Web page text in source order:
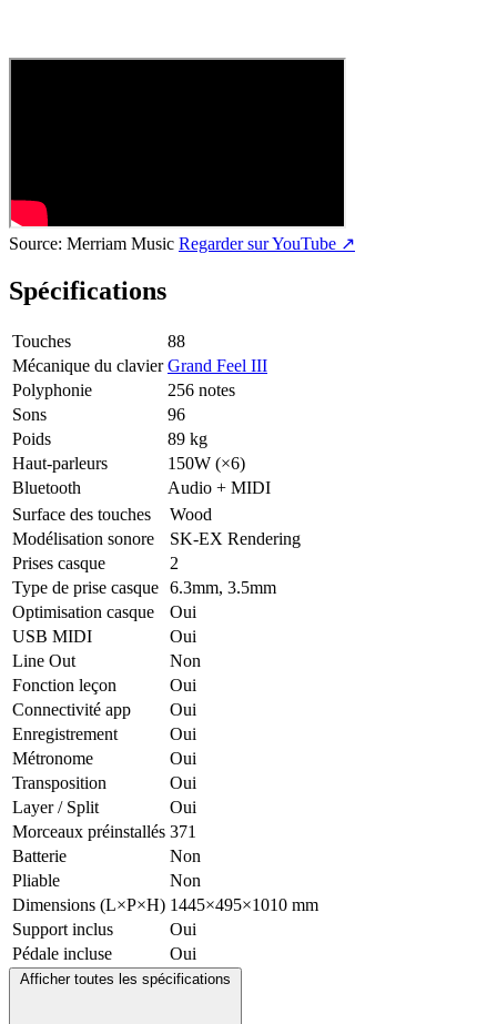
Source: Merriam Music Regarder sur YouTube ↗
Spécifications
Touches
88
Mécanique du clavier Grand Feel III
Polyphonie
256 notes
Sons
96
Poids
89 kg
Haut-parleurs
150W (×6)
Bluetooth
Audio + MIDI
Surface des touches
Wood
Modélisation sonore
SK-EX Rendering
Prises casque
2
Type de prise casque 6.3mm, 3.5mm
Optimisation casque
Oui
USB MIDI
Oui
Line Out
Non
Fonction leçon
Oui
Connectivité app
Oui
Enregistrement
Oui
Métronome
Oui
Transposition
Oui
Layer / Split
Oui
Morceaux préinstallés 371
Batterie
Non
Pliable
Non
Dimensions (L×P×H) 1445×495×1010 mm
Support inclus
Oui
Pédale incluse
Oui
Afficher toutes les spécifications